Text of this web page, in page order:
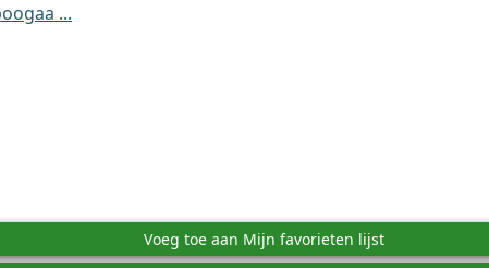
...
Voeg toe aan Mijn favorieten lijst